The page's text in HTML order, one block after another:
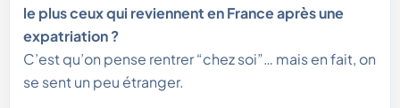
le plus ceux qui reviennent en France après une
expatriation ?
C’est qu’on pense rentrer “chez soi”… mais en fait, on
se sent un peu étranger.